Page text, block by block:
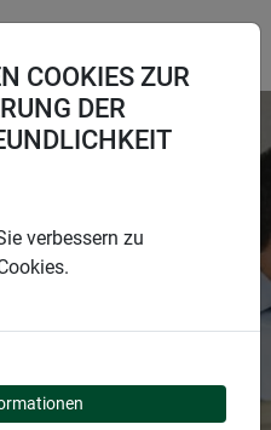
TEIL
COOKIES ZUR
DER
verbessern zu